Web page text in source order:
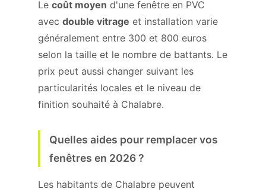
Le coût moyen d'une fenêtre en PVC
avec double vitrage et installation varie
généralement entre 300 et 800 euros
selon la taille et le nombre de battants. Le
prix peut aussi changer suivant les
particularités locales et le niveau de
finition souhaité à Chalabre.
Quelles aides pour remplacer vos
fenêtres en 2026 ?
Les habitants de Chalabre peuvent